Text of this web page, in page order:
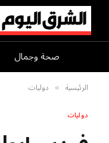
صحة وجمال
الرئيسية » دوليات
دوليات